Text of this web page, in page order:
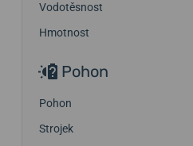
Vodotěsnost
Hmotnost
Pohon
Pohon
Strojek